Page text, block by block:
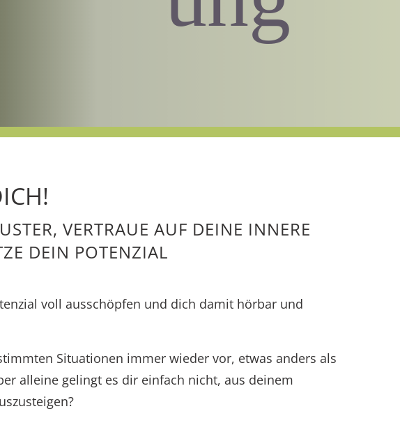
VERTRAUE AUF DEINE INNERE
DEIN POTENZIAL
voll ausschöpfen und dich damit hörbar und
Situationen immer wieder vor, etwas anders als
alleine gelingt es dir einfach nicht, aus deinem